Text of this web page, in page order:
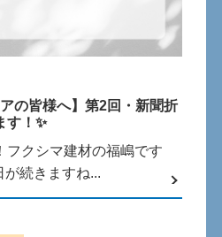
アの皆様へ】第2回・新聞折
す！✨
フクシマ建材の福嶋です
続きますね...